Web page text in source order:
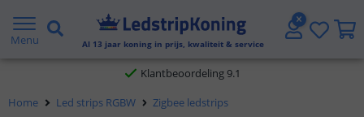
Menu Al 13 jaar koning in prijs, kwaliteit & service
Gratis verzending vanaf € 20,- NL en BE
Klantbeoordeling 9.1
Voor 23:45 uur besteld,morgen in huis
Home Led strips RGBW Zigbee ledstrips